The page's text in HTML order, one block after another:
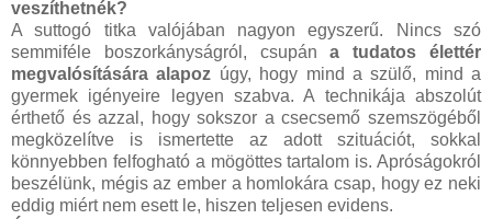
veszíthetnék?
A suttogó titka valójában nagyon egyszerű. Nincs szó
semmiféle boszorkányságról, csupána tudatos élettér
megvalósítására alapoz úgy, hogy mind a szülő, mind a
gyermek igényeire legyen szabva. A technikája abszolút
érthető és azzal, hogy sokszor a csecsemő szemszögéből
megközelítve is ismertette az adott szituációt, sokkal
könnyebben felfogható a mögöttes tartalom is. Apróságokról
beszélünk, mégis az ember a homlokára csap, hogy ez neki
eddig miért nem esett le, hiszen teljesen evidens.